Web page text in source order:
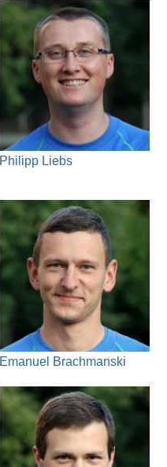
Philipp Liebs
Emanuel Brachmanski